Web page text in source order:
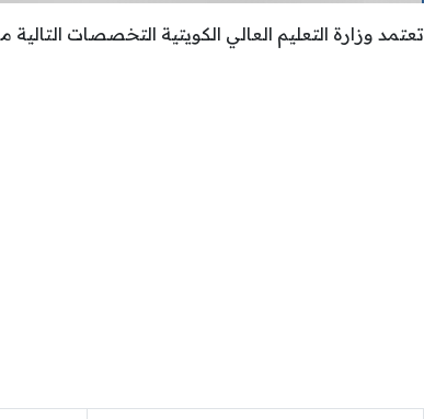
تعتمد وزارة التعليم العالي الكويتية التخصصات